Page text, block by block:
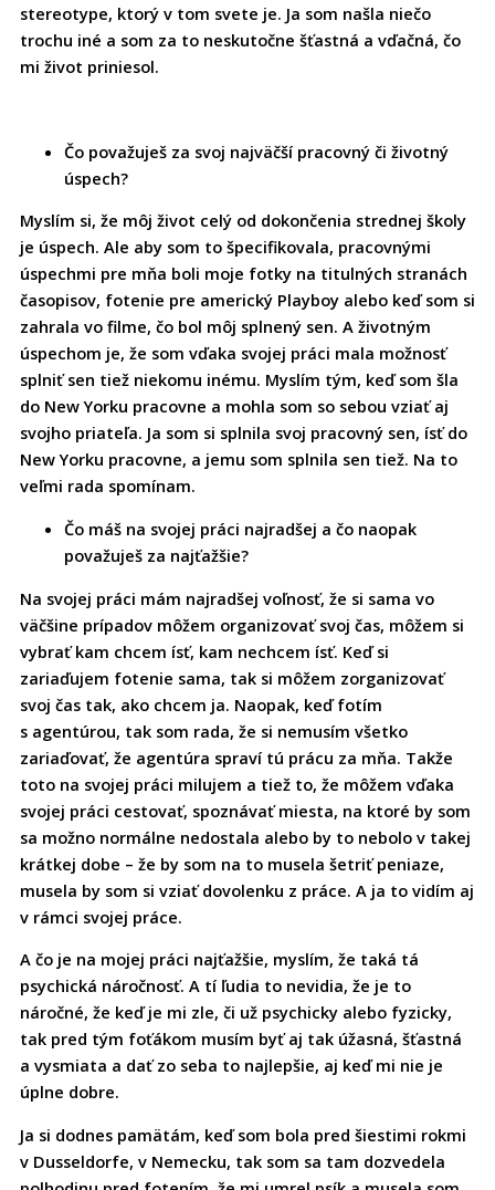
stereotype, ktorý v tom svete je. Ja som našla niečo
trochu iné a som za to neskutočne šťastná a vďačná, čo
mi život priniesol.
Čo považuješ za svoj najväčší pracovný či životný
úspech?
Myslím si, že môj život celý od dokončenia strednej školy
je úspech. Ale aby som to špecifikovala, pracovnými
úspechmi pre mňa boli moje fotky na titulných stranách
časopisov, fotenie pre americký Playboy alebo keď som si
zahrala vo filme, čo bol môj splnený sen. A životným
úspechom je, že som vďaka svojej práci mala možnosť
splniť sen tiež niekomu inému. Myslím tým, keď som šla
do New Yorku pracovne a mohla som so sebou vziať aj
svojho priateľa. Ja som si splnila svoj pracovný sen, ísť do
New Yorku pracovne, a jemu som splnila sen tiež. Na to
veľmi rada spomínam.
Čo máš na svojej práci najradšej a čo naopak
považuješ za najťažšie?
Na svojej práci mám najradšej voľnosť, že si sama vo
väčšine prípadov môžem organizovať svoj čas, môžem si
vybrať kam chcem ísť, kam nechcem ísť. Keď si
zariaďujem fotenie sama, tak si môžem zorganizovať
svoj čas tak, ako chcem ja. Naopak, keď fotím
s agentúrou, tak som rada, že si nemusím všetko
zariaďovať, že agentúra spraví tú prácu za mňa. Takže
toto na svojej práci milujem a tiež to, že môžem vďaka
svojej práci cestovať, spoznávať miesta, na ktoré by som
sa možno normálne nedostala alebo by to nebolo v takej
krátkej dobe – že by som na to musela šetriť peniaze,
musela by som si vziať dovolenku z práce. A ja to vidím aj
v rámci svojej práce.
A čo je na mojej práci najťažšie, myslím, že taká tá
psychická náročnosť. A tí ľudia to nevidia, že je to
náročné, že keď je mi zle, či už psychicky alebo fyzicky,
tak pred tým foťákom musím byť aj tak úžasná, šťastná
a vysmiata a dať zo seba to najlepšie, aj keď mi nie je
úplne dobre.
Ja si dodnes pamätám, keď som bola pred šiestimi rokmi
v Dusseldorfe, v Nemecku, tak som sa tam dozvedela